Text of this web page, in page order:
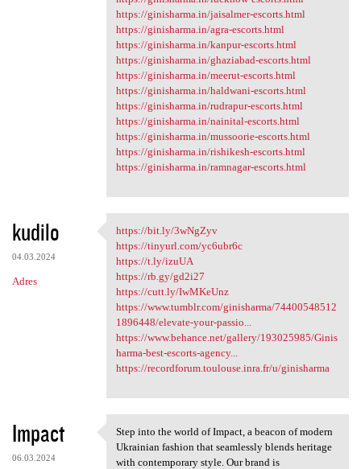
https://ginisharma.in/jaisalmer-escorts.html
https://ginisharma.in/agra-escorts.html
https://ginisharma.in/kanpur-escorts.html
https://ginisharma.in/ghaziabad-escorts.html
https://ginisharma.in/meerut-escorts.html
https://ginisharma.in/haldwani-escorts.html
https://ginisharma.in/rudrapur-escorts.html
https://ginisharma.in/nainital-escorts.html
https://ginisharma.in/mussoorie-escorts.html
https://ginisharma.in/rishikesh-escorts.html
https://ginisharma.in/ramnagar-escorts.html
kudilo
04.03.2024
Adres
https://bit.ly/3wNgZyv
https://bit.ly/3wNgZyv
https://tinyurl.com/yc6ubr6c
https://t.ly/izuUA
https://rb.gy/gd2i27
https://cutt.ly/IwMKeUnz
https://www.tumblr.com/ginisharma/74400548512
1896448/elevate-your-passio...
https://www.behance.net/gallery/193025985/Ginis
harma-best-escorts-agency...
https://recordforum.toulouse.inra.fr/u/ginisharma
Impact
06.03.2024
Step into the world of Impact
Step into the world of Impact, a beacon of modern
Ukrainian fashion that seamlessly blends heritage
with contemporary style. Our brand is